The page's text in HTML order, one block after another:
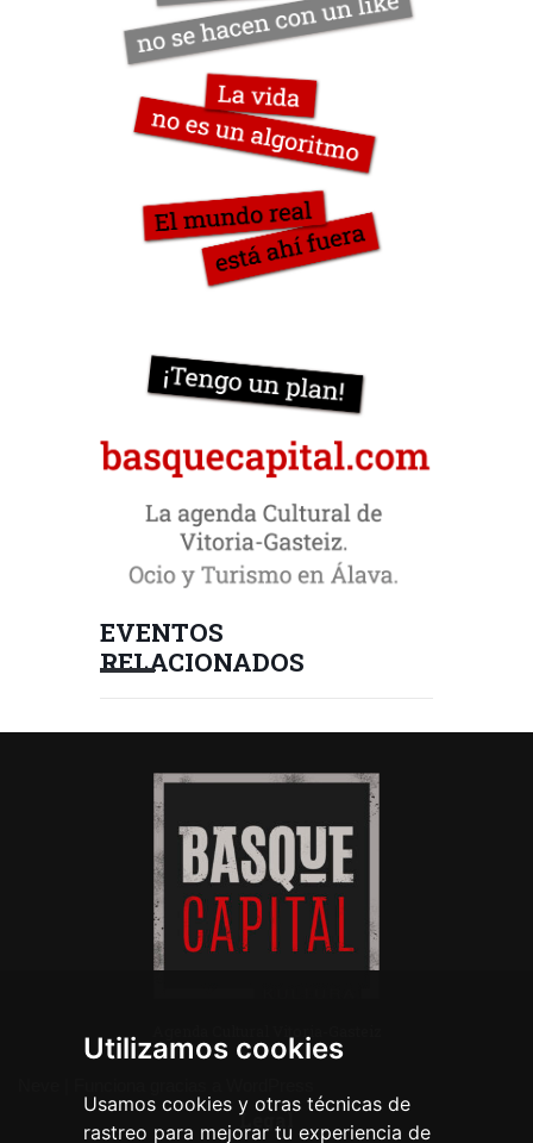
Utilizamos cookies
Usamos cookies y otras técnicas de
rastreo para mejorar tu experiencia de
EVENTOS
RELACIONADOS
Legal